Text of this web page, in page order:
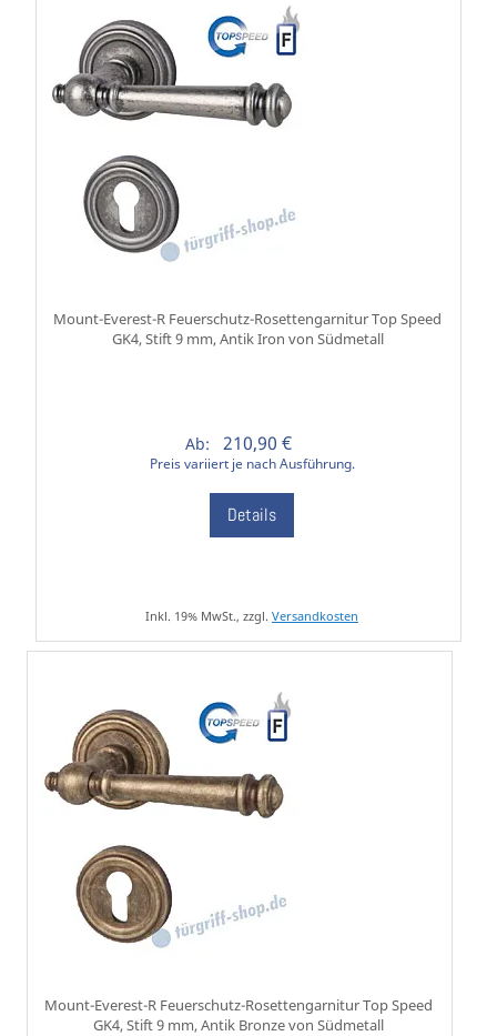
Mount-Everest-R Feuerschutz-Rosettengarnitur Top Speed
GK4, Stift 9 mm, Antik Iron von Südmetall
Ab: 210,90 €
Preis variiert je nach Ausführung.
Details
Inkl. 19% MwSt., zzgl. Versandkosten
Mount-Everest-R Feuerschutz-Rosettengarnitur Top Speed
GK4, Stift 9 mm, Antik Bronze von Südmetall